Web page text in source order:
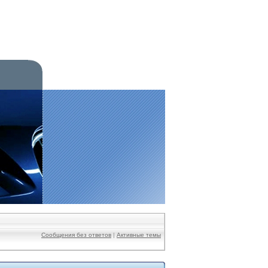
Сообщения без ответов | Активные темы